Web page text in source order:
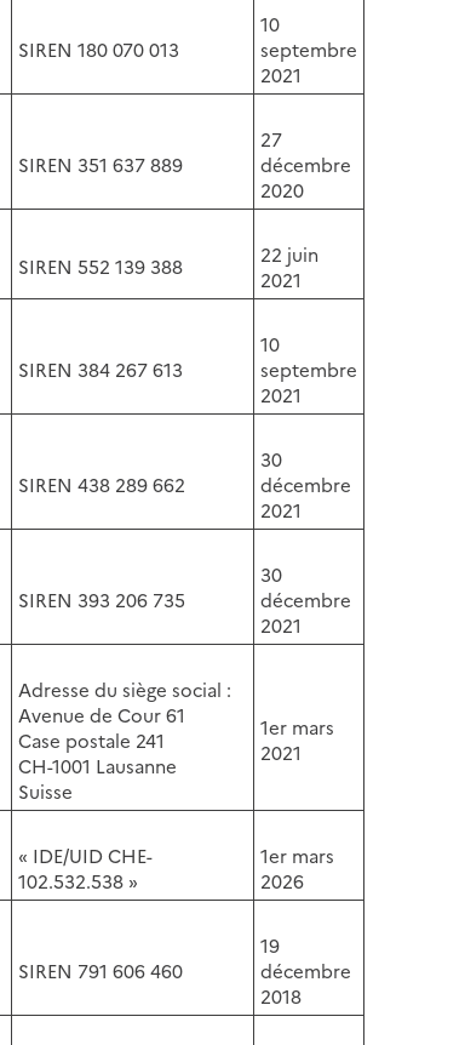
SIREN 180 070 013
10
septembre
2021
SIREN 351 637 889
27
décembre
2020
SIREN 552 139 388
22 juin
2021
SIREN 384 267 613
10
septembre
2021
SIREN 438 289 662
30
décembre
2021
SIREN 393 206 735
30
décembre
2021
Adresse du siège social :
Avenue de Cour 61
Case postale 241
CH-1001 Lausanne
Suisse
1er mars
2021
« IDE/UID CHE-
102.532.538 »
1er mars
2026
SIREN 791 606 460
19
décembre
2018